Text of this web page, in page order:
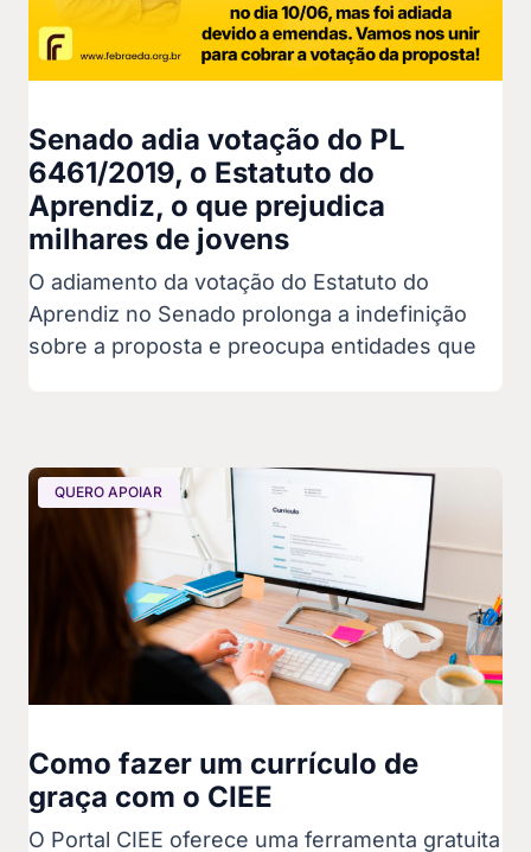
Senado adia votação do PL
6461/2019, o Estatuto do
Aprendiz, o que prejudica
milhares de jovens
O adiamento da votação do Estatuto do
Aprendiz no Senado prolonga a indefinição
sobre a proposta e preocupa entidades que
QUERO APOIAR
Como fazer um currículo de
graça com o CIEE
O Portal CIEE oferece uma ferramenta gratuita